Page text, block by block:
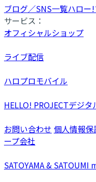
ブログ／SNS一覧ハロー
サービス：
オフィシャルショップ
ライブ配信
ハロプロモバイル
HELLO! PROJECTデジ
お問い合わせ 個人情報
ープ会社
SATOYAMA & SATOUMI